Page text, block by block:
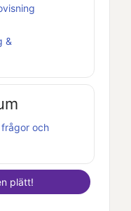
&
frågor och
plätt!